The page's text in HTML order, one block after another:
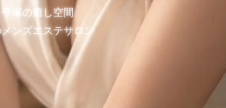
塚の癒し空間
ンズエステサロン